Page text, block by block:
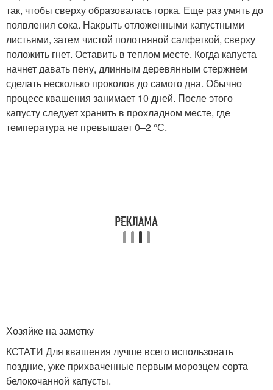
так, чтобы сверху образовалась горка. Еще раз умять до
появления сока. Накрыть отложенными капустными
листьями, затем чистой полотняной салфеткой, сверху
положить гнет. Оставить в теплом месте. Когда капуста
начнет давать пену, длинным деревянным стержнем
сделать несколько проколов до самого дна. Обычно
процесс квашения занимает 10 дней. После этого
капусту следует хранить в прохладном месте, где
температура не превышает 0–2 °С.
Хозяйке на заметку
КСТАТИ Для квашения лучше всего использовать
поздние, уже прихваченные первым морозцем сорта
белокочанной капусты.